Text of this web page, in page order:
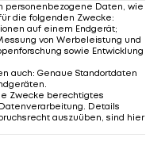
personenbezogene Daten, wie
die folgenden Zwecke:
auf einem Endgerät;
von Werbeleistung und
sowie Entwicklung
auch: Genaue Standortdaten
.
Zwecke berechtigtes
Details
auszuüben, sind hier